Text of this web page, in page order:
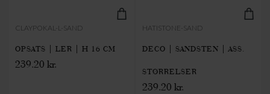
CLAYPOKAL-L-SAND
OPSATS | LER | H 16 CM
239.20 kr.
HATISTONE-SAND
DECO | SANDSTEN | ASS.
STØRRELSER
239.20 kr.